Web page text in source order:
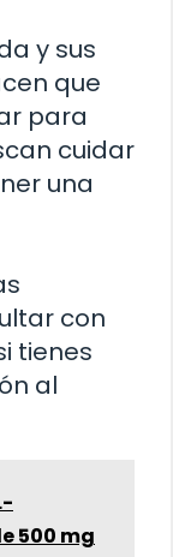
y sus
que
para
cuidar
una
con
tienes
al
500 mg